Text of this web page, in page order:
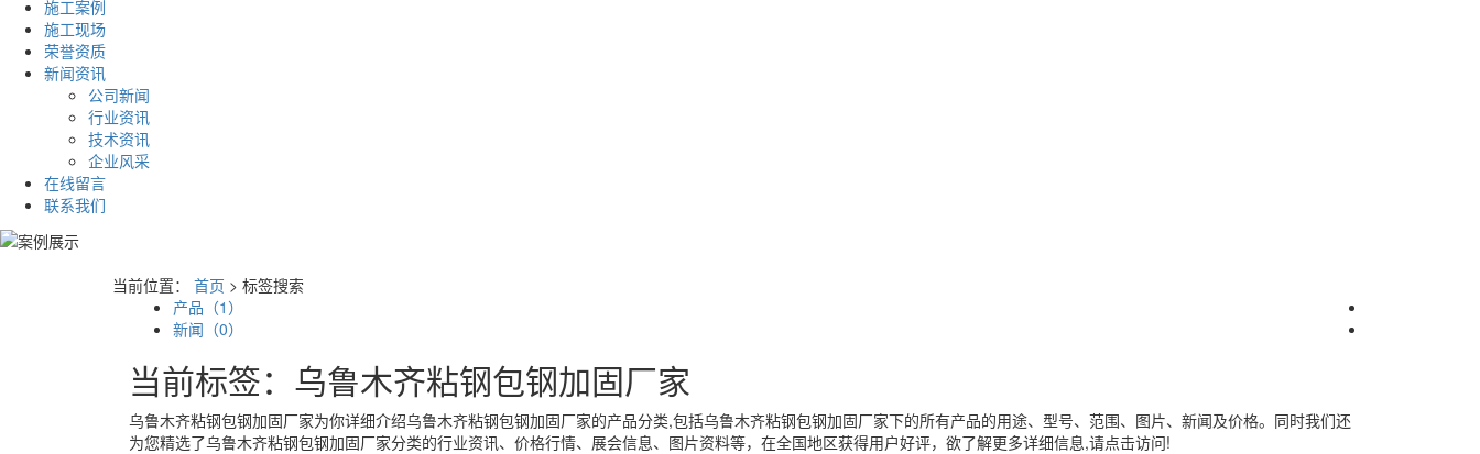
施工案例
施工现场
荣誉资质
新闻资讯
公司新闻
行业资讯
技术资讯
企业风采
在线留言
联系我们
当前位置： 首页 > 标签搜索
产品（1）
新闻（0）
当前标签： 乌鲁木齐粘钢包钢加固厂家
乌鲁木齐粘钢包钢加固厂家为你详细介绍乌鲁木齐粘钢包钢加固厂家的产品分类,包括乌鲁木齐粘钢包钢加固厂家下的所有产品的用途、型号、范围、图片、新闻及价格。同时我们还
为您精选了乌鲁木齐粘钢包钢加固厂家分类的行业资讯、价格行情、展会信息、图片资料等，在全国地区获得用户好评，欲了解更多详细信息,请点击访问!